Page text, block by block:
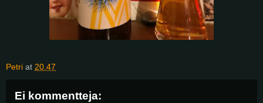
Petri at 20.47
Ei kommentteja: